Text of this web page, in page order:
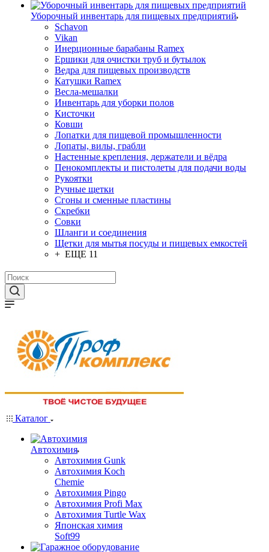
Уборочный инвентарь для пищевых предприятий
Schavon
Vikan
Инерционные барабаны Ramex
Ершики для очистки труб и бутылок
Ведра для пищевых производств
Катушки Ramex
Весла-мешалки
Инвентарь для уборки полов
Кисточки
Ковши
Лопатки для пищевой промышленности
Лопаты, вилы, грабли
Настенные крепления, держатели и вёдра
Пенокомплекты и пистолеты для подачи воды
Рукоятки
Ручные щетки
Сгоны и сменные пластины
Скребки
Совки
Шланги и соединения
Щетки для мытья посуды и пищевых емкостей
+ ЕЩЕ 11
Каталог
Автохимия
Автохимия Gunk
Автохимия Koch
Chemie
Автохимия Pingo
Автохимия Profi Max
Автохимия Turtle Wax
Японская химия
Soft99